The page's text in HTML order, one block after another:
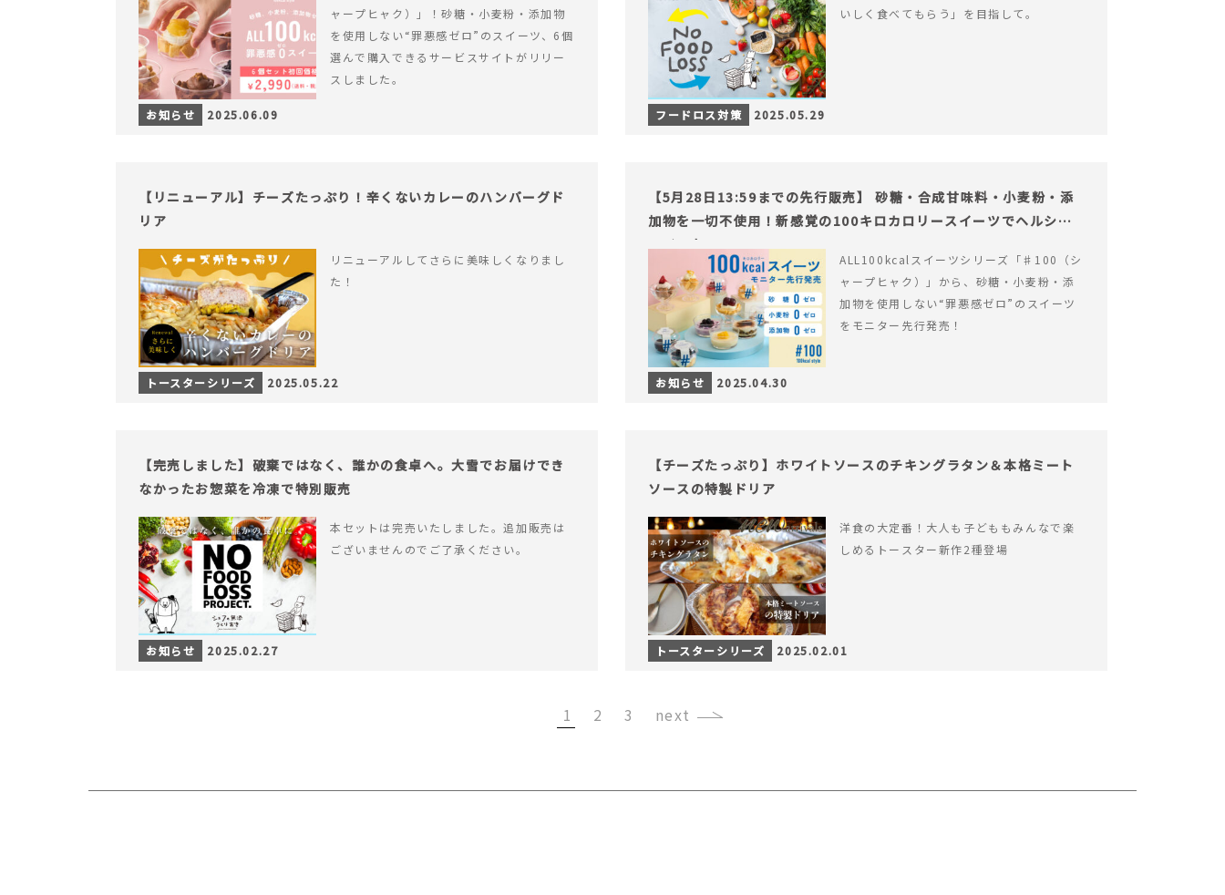
ャープヒャク）」！砂糖・小麦粉・添加物
を使用しない“罪悪感ゼロ”のスイーツ、6個
選んで購入できるサービスサイトがリリー
スしました。
お知らせ 2025.06.09
いしく食べてもらう」を目指して。
フードロス対策 2025.05.29
【リニューアル】チーズたっぷり！辛くないカレーのハンバーグド
リア
リニューアルしてさらに美味しくなりまし
た！
トースターシリーズ 2025.05.22
【5月28日13:59までの先行販売】 砂糖・合成甘味料・小麦粉・添
加物を一切不使用！新感覚の100キロカロリースイーツでヘルシー
ライフを。
ALL100kcalスイーツシリーズ「♯100（シ
ャープヒャク）」から、砂糖・小麦粉・添
加物を使用しない“罪悪感ゼロ”のスイーツ
をモニター先行発売！
お知らせ 2025.04.30
【完売しました】破棄ではなく、誰かの食卓へ。大雪でお届けでき
なかったお惣菜を冷凍で特別販売
本セットは完売いたしました。追加販売は
ございませんのでご了承ください。
お知らせ 2025.02.27
【チーズたっぷり】ホワイトソースのチキングラタン＆本格ミート
ソースの特製ドリア
洋食の大定番！大人も子どももみんなで楽
しめるトースター新作2種登場
トースターシリーズ 2025.02.01
1 2 3 ›